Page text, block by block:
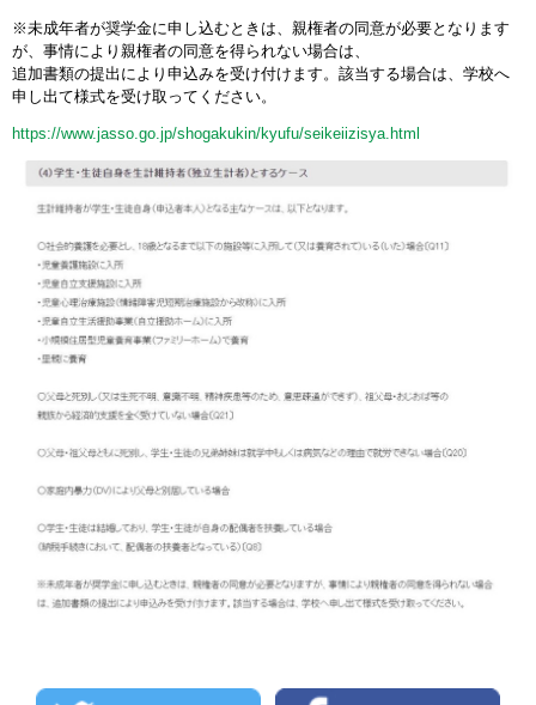
※未成年者が奨学金に申し込むときは、親権者の同意が必要となります
が、事情により親権者の同意を得られない場合は、
追加書類の提出により申込みを受け付けます。該当する場合は、学校へ
申し出て様式を受け取ってください。
https://www.jasso.go.jp/shogakukin/kyufu/seikeiizisya.html